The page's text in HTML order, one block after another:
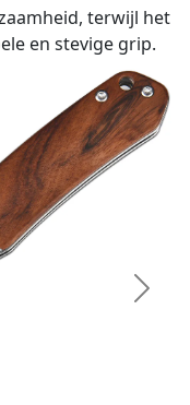
terwijl het
en stevige grip.
Next